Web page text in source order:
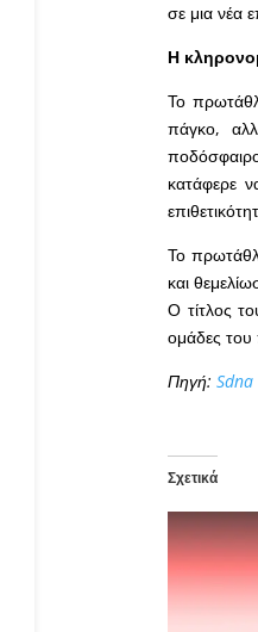
σε μια νέα
Η
Το
πάγκο,
κατάφερε
Το
και
Ο τίτλος
ομάδες
Πηγή: Sdna
Σχετικά